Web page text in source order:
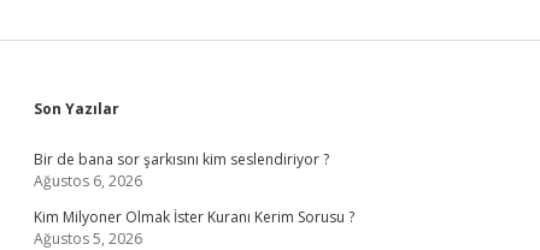
Sidebar
Son Yazılar
Bir de bana sor şarkısını kim seslendiriyor ?
Ağustos 6, 2026
Kim Milyoner Olmak İster Kuranı Kerim Sorusu ?
Ağustos 5, 2026